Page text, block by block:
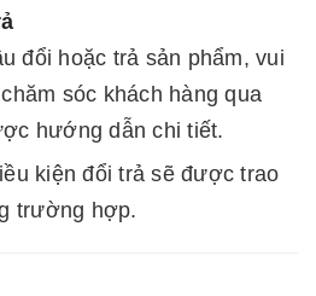
đổi hoặc trả sản phẩm, vui
sóc khách hàng qua
hướng dẫn chi tiết.
kiện đổi trả sẽ được trao
trường hợp.